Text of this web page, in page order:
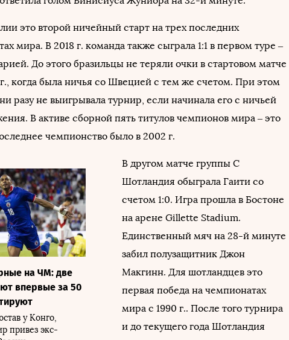
это второй ничейный старт на трех последних
мира. В 2018 г. команда также сыграла 1:1 в первом туре –
До этого бразильцы не теряли очки в стартовом матче
когда была ничья со Швецией с тем же счетом. При этом
разу не выигрывала турнир, если начинала его с ничьей
В активе сборной пять титулов чемпионов мира – это
чемпионство было в 2002 г.
на ЧМ: две
впервые за 50
у Конго,
привез экс-
В другом матче группы C
Шотландия обыграла Гаити со
счетом 1:0. Игра прошла в Бостоне
на арене Gillette Stadium.
Единственный мяч на 28-й минуте
забил полузащитник Джон
Макгинн. Для шотландцев это
первая победа на чемпионатах
мира с 1990 г.. После того турнира
и до текущего года Шотландия